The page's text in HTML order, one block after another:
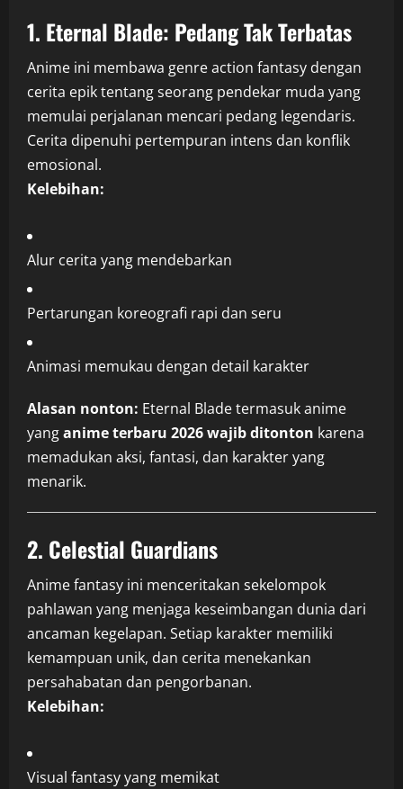
1. Eternal Blade: Pedang Tak Terbatas
Anime ini membawa genre action fantasy dengan
cerita epik tentang seorang pendekar muda yang
memulai perjalanan mencari pedang legendaris.
Cerita dipenuhi pertempuran intens dan konflik
emosional.
Kelebihan:
Alur cerita yang mendebarkan
Pertarungan koreografi rapi dan seru
Animasi memukau dengan detail karakter
Alasan nonton: Eternal Blade termasuk anime
yanganime terbaru 2026 wajib ditonton karena
memadukan aksi, fantasi, dan karakter yang
menarik.
2. Celestial Guardians
Anime fantasy ini menceritakan sekelompok
pahlawan yang menjaga keseimbangan dunia dari
ancaman kegelapan. Setiap karakter memiliki
kemampuan unik, dan cerita menekankan
persahabatan dan pengorbanan.
Kelebihan:
Visual fantasy yang memikat